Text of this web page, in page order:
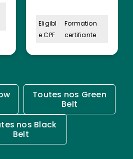
Eligibl
e CPF
Formation
certifiante
Toutes nos Green
Belt
nos Black
Belt